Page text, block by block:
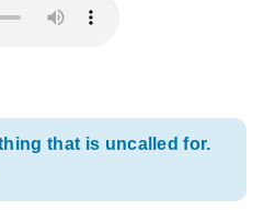
that is uncalled for.